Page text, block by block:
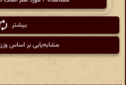
بیشتر
مشابه‌یابی بر اساس